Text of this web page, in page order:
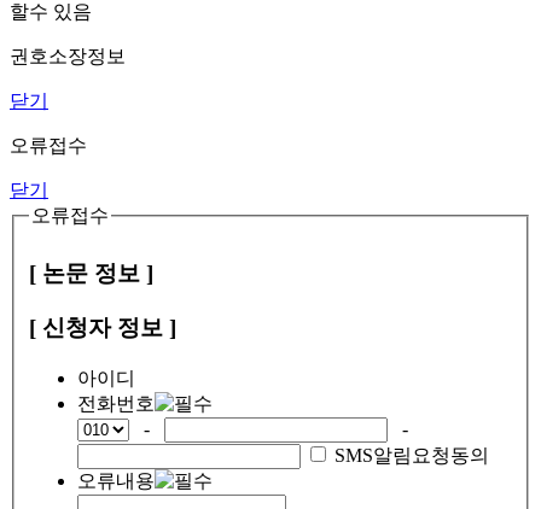
할수 있음
권호소장정보
닫기
오류접수
닫기
오류접수
[ 논문 정보 ]
[ 신청자 정보 ]
아이디
전화번호
-
-
SMS알림요청동의
오류내용